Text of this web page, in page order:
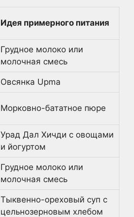
Идея примерного питания
Грудное молоко или
молочная смесь
Овсянка Upma
Морковно-бататное пюре
Урад Дал Хичди с овощами
и йогуртом
Грудное молоко или
молочная смесь
Тыквенно-ореховый суп с
цельнозерновым хлебом